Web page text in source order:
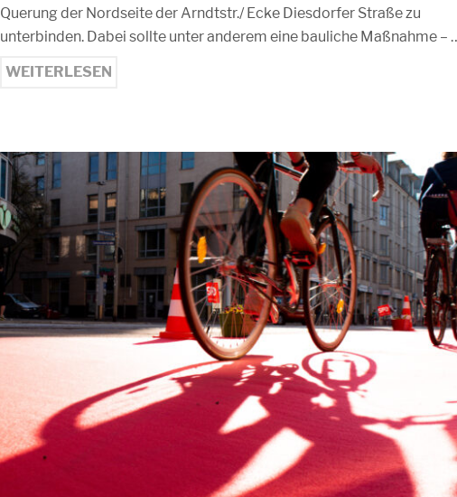
Querung der Nordseite der Arndtstr./ Ecke Diesdorfer Straße zu
unterbinden. Dabei sollte unter anderem eine bauliche Maßnahme –
WEITERLESEN